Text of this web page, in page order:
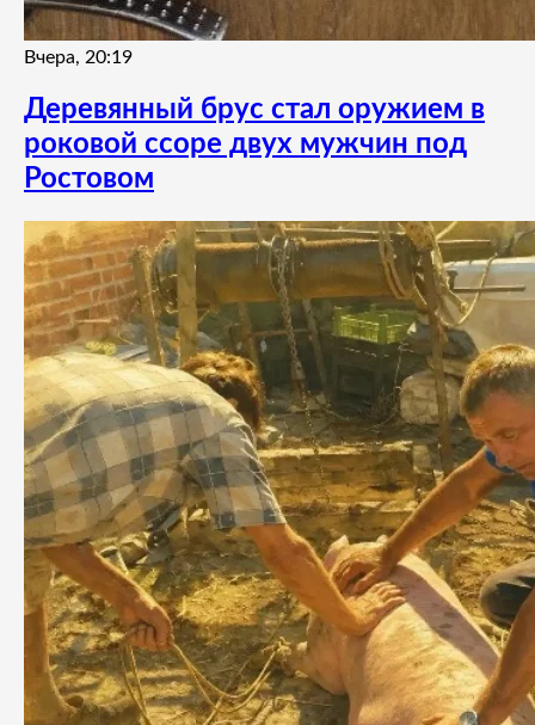
Вчера, 20:19
Деревянный брус стал оружием в
роковой ссоре двух мужчин под
Ростовом